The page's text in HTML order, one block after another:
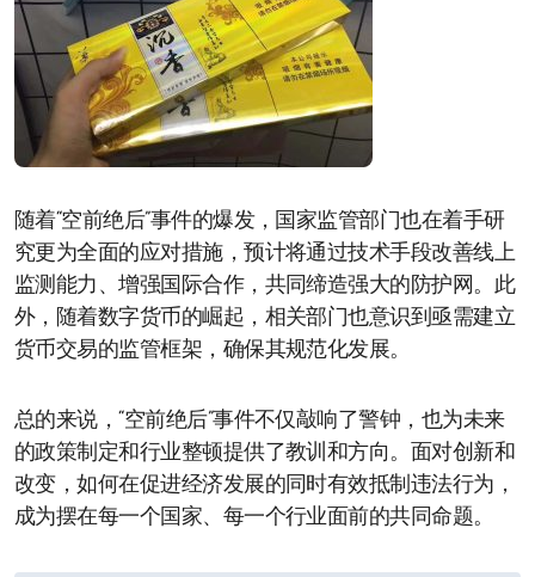
随着“空前绝后”事件的爆发，国家监管部门也在着手研
究更为全面的应对措施，预计将通过技术手段改善线上
监测能力、增强国际合作，共同缔造强大的防护网。此
外，随着数字货币的崛起，相关部门也意识到亟需建立
货币交易的监管框架，确保其规范化发展。
总的来说，“空前绝后”事件不仅敲响了警钟，也为未来
的政策制定和行业整顿提供了教训和方向。面对创新和
改变，如何在促进经济发展的同时有效抵制违法行为，
成为摆在每一个国家、每一个行业面前的共同命题。